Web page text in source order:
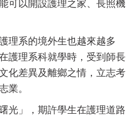
可以開設護理之家、長照機
理系的境外生也越來越多
護理系科就學時，受到師長
化差異及離鄉之情，立志考
業。
光」，期許學生在護理道路